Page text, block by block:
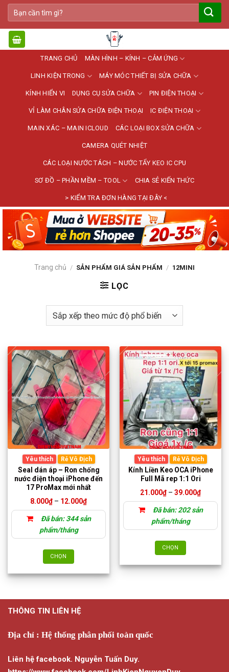
Bỏ
qua
nội
dung
Tìm
kiếm:
TRANG CHỦ MÀN HÌNH – KÍNH – CẢM ỨNG
LINH KIỆN TRONG MÁY MÓC THIẾT BỊ SỬA CHỮA
KÍNH HIỂN VI DỤNG CỤ SỬA CHỮA PIN ĐIỆN THOẠI
VỈ LÀM CHÂN SỬA CHỮA ĐIỆN THOẠI IC ĐIỆN THOẠI
MAIN XÁC – MAIN ICLOUD CÁC LOẠI BOX SỬA CHỮA
CAMERA QUÉT NHIỆT
CÁC LOẠI NƯỚC TÁCH – NƯỚC TẨY KEO IC CPU
SƠ ĐỒ – PHẦN MỀM – TOOL CHIA SẺ KIẾN THỨC
> KIỂM TRA ĐƠN HÀNG TẠI ĐÂY <
Trang chủ / SẢN PHẨM GIÁ SẢN PHẨM / 12MINI
LỌC
Yêu thích Rẻ Vô Địch
Seal dán áp – Ron chống
nước điện thoại iPhone đến
17 ProMax mới nhất
8.000₫ – 12.000₫Khoảng
từ
8.000₫
Đã bán: 344 sản
phẩm/tháng
CHỌN
phẩm
có
nhiều
thể.
tùy
Yêu thích Rẻ Vô Địch
Kính Liền Keo OCA iPhone
Full Mã rep 1:1 Ori
21.000₫ – 39.000₫Khoảng
21.000₫
Đã bán: 202 sản
phẩm/tháng
CHỌN
phẩm
có
THÔNG TIN LIÊN HỆ
Địa chỉ : Hệ thống phân phối toàn quốc
Liên hệ facebook. Nguyễn Tuấn Duy.